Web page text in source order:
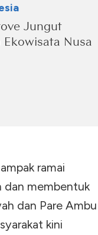
Jungut
Ekowisata Nusa
ramai
dan membentuk
dan Pare Ambu
kini